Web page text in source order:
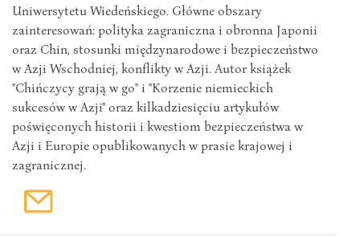
Uniwersytetu Wiedeńskiego. Główne obszary
zainteresowań: polityka zagraniczna i obronna Japonii
oraz Chin, stosunki międzynarodowe i bezpieczeństwo
w Azji Wschodniej, konflikty w Azji. Autor książek
"Chińczycy grają w go" i "Korzenie niemieckich
sukcesów w Azji" oraz kilkadziesięciu artykułów
poświęconych historii i kwestiom bezpieczeństwa w
Azji i Europie opublikowanych w prasie krajowej i
zagranicznej.